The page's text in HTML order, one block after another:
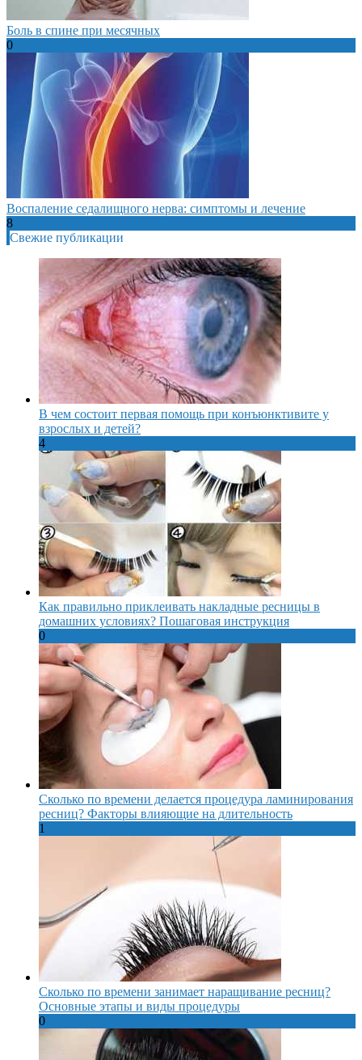
Боль в спине при месячных
0
Воспаление седалищного нерва: симптомы и лечение
8
Свежие публикации
В чем состоит первая помощь при конъюнктивите у
взрослых и детей?
4
Как правильно приклеивать накладные ресницы в
домашних условиях? Пошаговая инструкция
0
Сколько по времени делается процедура ламинирования
ресниц? Факторы влияющие на длительность
1
Сколько по времени занимает наращивание ресниц?
Основные этапы и виды процедуры
0